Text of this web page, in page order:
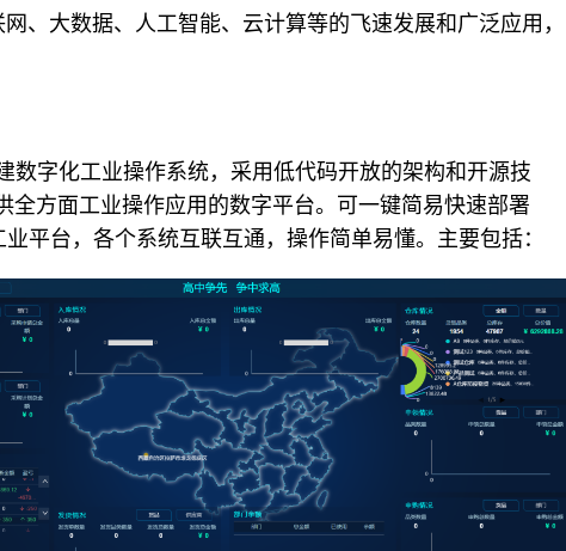
、大数据、人工智能、云计算等的飞速发展和广泛应用，
数字化工业操作系统，采用低代码开放的架构和开源技
全方面工业操作应用的数字平台。可一键简易快速部署
平台，各个系统互联互通，操作简单易懂。主要包括：